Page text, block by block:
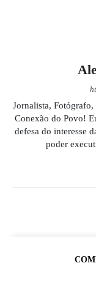
Jornalista,
Conexão do Povo!
defesa do interesse
poder